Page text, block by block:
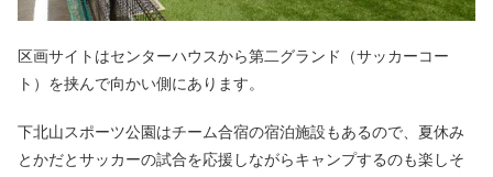
区画サイトはセンターハウスから第二グランド（サッカーコー
ト）を挟んで向かい側にあります。
下北山スポーツ公園はチーム合宿の宿泊施設もあるので、夏休み
とかだとサッカーの試合を応援しながらキャンプするのも楽しそ